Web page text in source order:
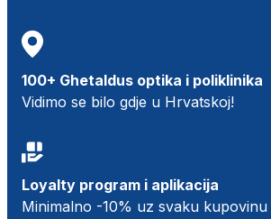
100+ Ghetaldus optika i poliklinika
Vidimo se bilo gdje u Hrvatskoj!
Loyalty program i aplikacija
Minimalno -10% uz svaku kupovinu